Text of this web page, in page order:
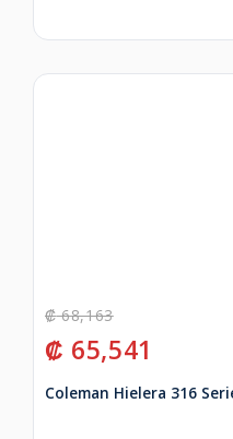
₡68,163
₡ 65,541
Coleman Hielera 316